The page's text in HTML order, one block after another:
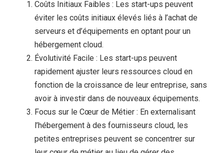
Coûts Initiaux Faibles : Les start-ups peuvent
éviter les coûts initiaux élevés liés à l’achat de
serveurs et d’équipements en optant pour un
hébergement cloud.
Évolutivité Facile : Les start-ups peuvent
rapidement ajuster leurs ressources cloud en
fonction de la croissance de leur entreprise, sans
avoir à investir dans de nouveaux équipements.
Focus sur le Cœur de Métier : En externalisant
l’hébergement à des fournisseurs cloud, les
petites entreprises peuvent se concentrer sur